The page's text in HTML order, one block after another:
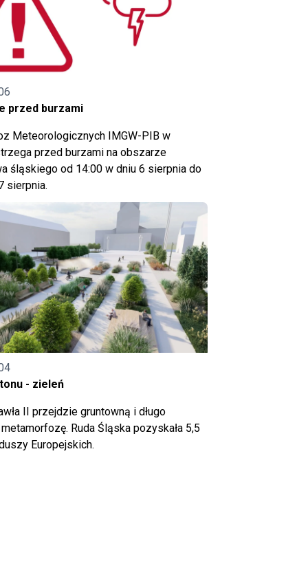
przed burzami
Meteorologicznych IMGW-PIB w
przed burzami na obszarze
śląskiego od 14:00 w dniu 6 sierpnia do
sierpnia.
- zieleń
II przejdzie gruntowną i długo
Ruda Śląska pozyskała 5,5
Europejskich.